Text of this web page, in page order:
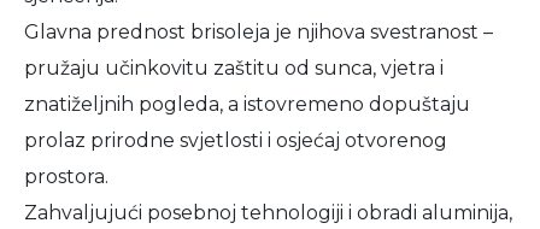
Glavna prednost brisoleja je njihova svestranost –
pružaju učinkovitu zaštitu od sunca, vjetra i
znatiželjnih pogleda, a istovremeno dopuštaju
prolaz prirodne svjetlosti i osjećaj otvorenog
prostora.
Zahvaljujući posebnoj tehnologiji i obradi aluminija,